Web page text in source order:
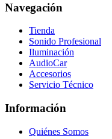
Navegación
Tienda
Sonido Profesional
Iluminación
AudioCar
Accesorios
Servicio Técnico
Información
Quiénes Somos